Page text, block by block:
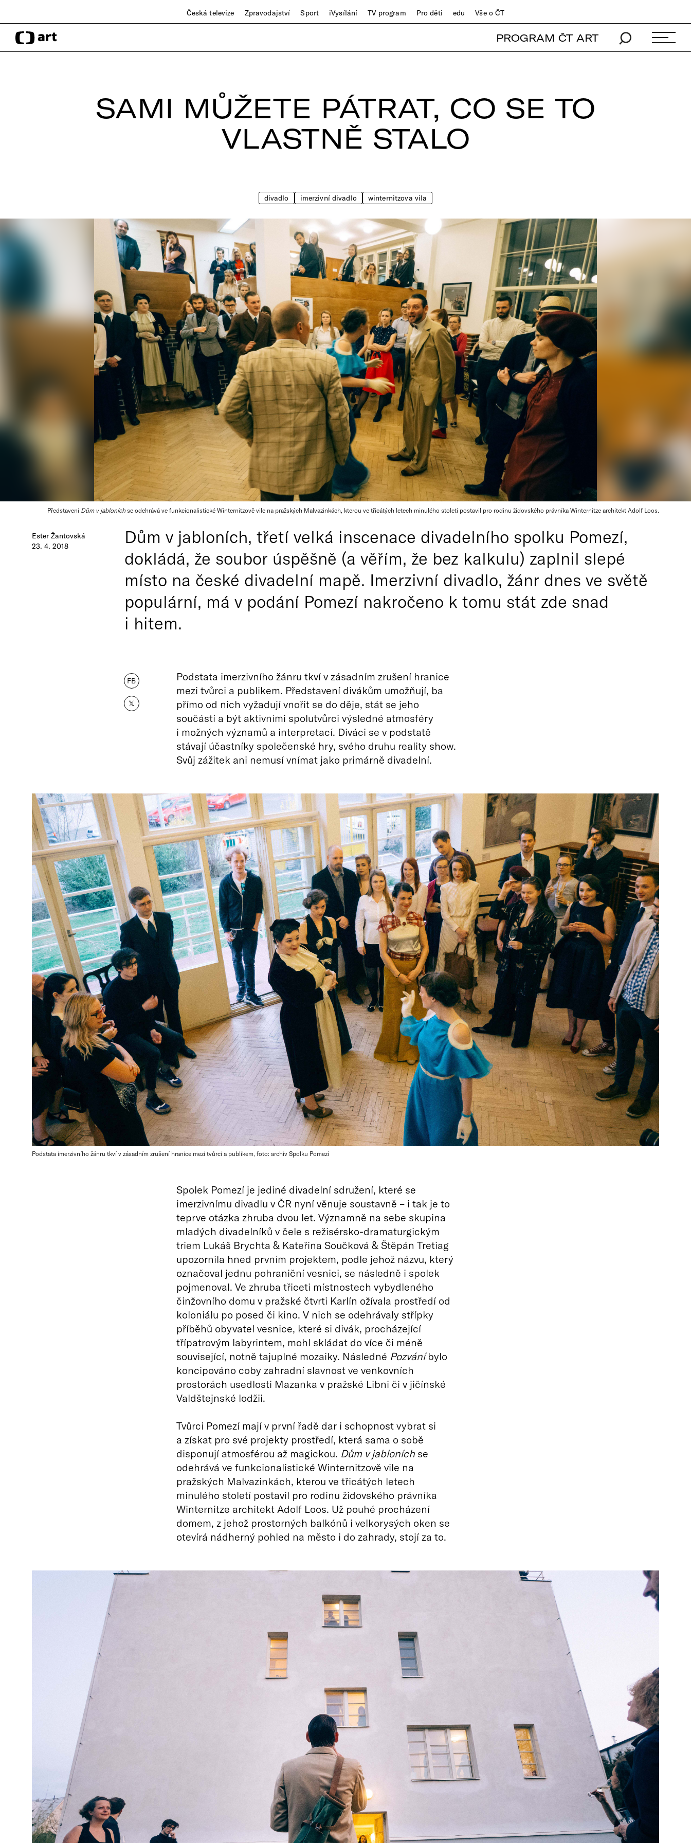
Česká televize Zpravodajství Sport iVysílání TV program Pro děti edu Vše o ČT
PROGRAM ČT ART
SAMI MŮŽETE PÁTRAT, CO SE TO
VLASTNĚ STALO
divadlo imerzivní divadlo winternitzova vila
Představení Dům v jabloníchse odehrává ve funkcionalistické Winternitzově vile na pražských Malvazinkách, kterou ve třicátých letech minulého století postavil pro rodinu židovského právníka Winternitze architekt Adolf Loos.
Ester Žantovská
23. 4. 2018
Dům v jabloních, třetí velká inscenace divadelního spolku Pomezí,
dokládá, že soubor úspěšně (a věřím, že bez kalkulu) zaplnil slepé
místo na české divadelní mapě. Imerzivní divadlo, žánr dnes ve světě
populární, má v podání Pomezí nakročeno k tomu stát zde snad
i hitem.
FB
𝕏
Podstata imerzivního žánru tkví v zásadním zrušení hranice
mezi tvůrci a publikem. Představení divákům umožňují, ba
přímo od nich vyžadují vnořit se do děje, stát se jeho
součástí a být aktivními spolutvůrci výsledné atmosféry
i možných významů a interpretací. Diváci se v podstatě
stávají účastníky společenské hry, svého druhu reality show.
Svůj zážitek ani nemusí vnímat jako primárně divadelní.
Podstata imerzivního žánru tkví v zásadním zrušení hranice mezi tvůrci a publikem, foto: archiv Spolku Pomezí
Spolek Pomezí je jediné divadelní sdružení, které se
imerzivnímu divadlu v ČR nyní věnuje soustavně – i tak je to
teprve otázka zhruba dvou let. Významně na sebe skupina
mladých divadelníků v čele s režisérsko-dramaturgickým
triem Lukáš Brychta & Kateřina Součková & Štěpán Tretiag
upozornila hned prvním projektem, podle jehož názvu, který
označoval jednu pohraniční vesnici, se následně i spolek
pojmenoval. Ve zhruba třiceti místnostech vybydleného
činžovního domu v pražské čtvrti Karlín ožívala prostředí od
koloniálu po posed či kino. V nich se odehrávaly střípky
příběhů obyvatel vesnice, které si divák, procházející
třípatrovým labyrintem, mohl skládat do více či méně
související, notně tajuplné mozaiky. Následné Pozváníbylo
koncipováno coby zahradní slavnost ve venkovních
prostorách usedlosti Mazanka v pražské Libni či v jičínské
Valdštejnské lodžii.
Tvůrci Pomezí mají v první řadě dar i schopnost vybrat si
a získat pro své projekty prostředí, která sama o sobě
disponují atmosférou až magickou. Dům v jabloníchse
odehrává ve funkcionalistické Winternitzově vile na
pražských Malvazinkách, kterou ve třicátých letech
minulého století postavil pro rodinu židovského právníka
Winternitze architekt Adolf Loos. Už pouhé procházení
domem, z jehož prostorných balkónů i velkorysých oken se
otevírá nádherný pohled na město i do zahrady, stojí za to.